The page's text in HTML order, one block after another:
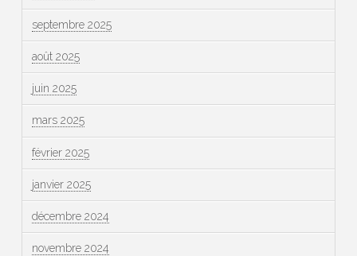
septembre 2025
août 2025
juin 2025
mars 2025
février 2025
janvier 2025
décembre 2024
novembre 2024